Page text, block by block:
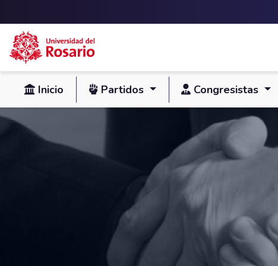
Skip to main content
Inicio Partidos Congresistas